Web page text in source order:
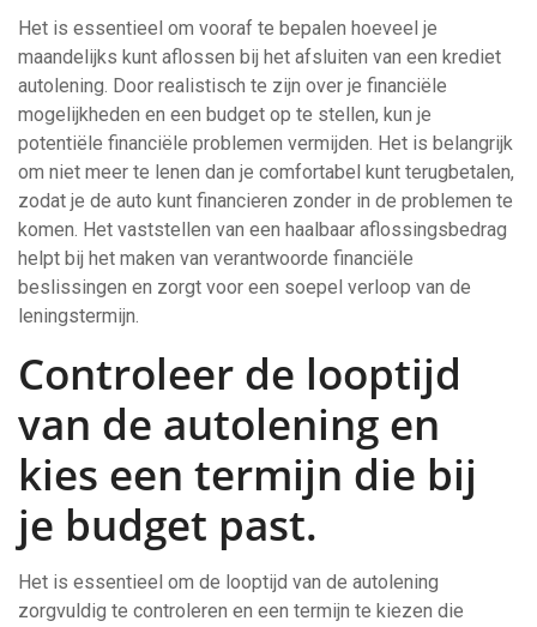
Het is essentieel om vooraf te bepalen hoeveel je
maandelijks kunt aflossen bij het afsluiten van een krediet
autolening. Door realistisch te zijn over je financiële
mogelijkheden en een budget op te stellen, kun je
potentiële financiële problemen vermijden. Het is belangrijk
om niet meer te lenen dan je comfortabel kunt terugbetalen,
zodat je de auto kunt financieren zonder in de problemen te
komen. Het vaststellen van een haalbaar aflossingsbedrag
helpt bij het maken van verantwoorde financiële
beslissingen en zorgt voor een soepel verloop van de
leningstermijn.
Controleer de looptijd
van de autolening en
kies een termijn die bij
je budget past.
Het is essentieel om de looptijd van de autolening
zorgvuldig te controleren en een termijn te kiezen die